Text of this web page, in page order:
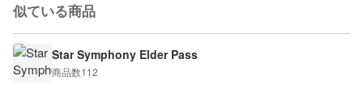
似ている商品
Star Symphony Elder Pass
商品数112